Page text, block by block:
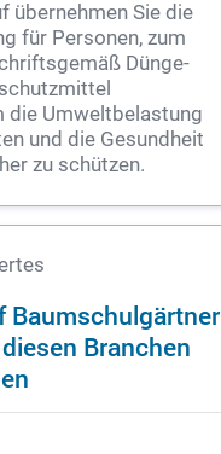
übernehmen Sie die
für Personen, zum
Dünge-
die Umweltbelastung
und die Gesundheit
zu schützen.
Branchen